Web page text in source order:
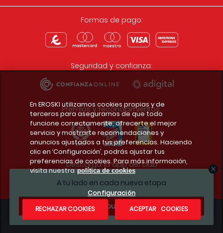
A tu lado en cada nueva etapa
¿Te apuntas?
Formas de pago:
Seguridad y confianza:
Premios y reconocimientos:
Descarga la app del club
Condiciones legales
En EROSKI utilizamos cookies propias y de
terceros para asegurarnos de que todo
funcione correctamente, ofrecerte el mejor
servicio y mostrarte recomendaciones y
anuncios ajustados a tus preferencias. Haciendo
clic en ‘Configuración’, podrás ajustar tus
preferencias de cookies. Para más información,
visita nuestra política de cookies
Configuración
RECHAZAR COOKIES
ACEPTAR COOKIES